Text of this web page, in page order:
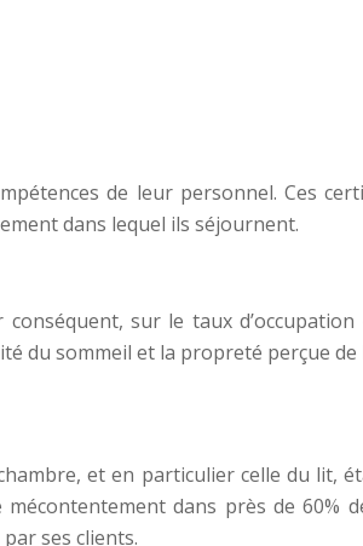
de leur personnel. Ces
dans lequel ils séjournent.
sur le taux
du sommeil et la propreté perçue
et en particulier celle du lit,
dans près de 60%
ses clients.